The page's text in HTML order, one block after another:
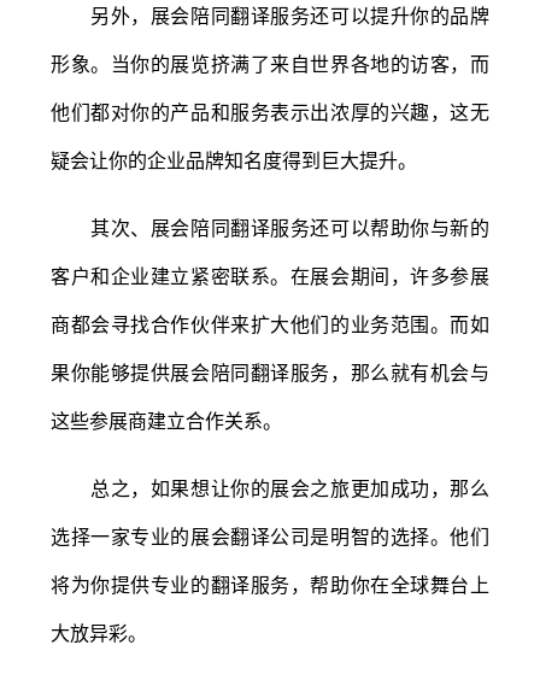
另外，展会陪同翻译服务还可以提升你的品牌
形象。当你的展览挤满了来自世界各地的访客，而
他们都对你的产品和服务表示出浓厚的兴趣，这无
疑会让你的企业品牌知名度得到巨大提升。
其次、展会陪同翻译服务还可以帮助你与新的
客户和企业建立紧密联系。在展会期间，许多参展
商都会寻找合作伙伴来扩大他们的业务范围。而如
果你能够提供展会陪同翻译服务，那么就有机会与
这些参展商建立合作关系。
总之，如果想让你的展会之旅更加成功，那么
选择一家专业的展会翻译公司是明智的选择。他们
将为你提供专业的翻译服务，帮助你在全球舞台上
大放异彩。